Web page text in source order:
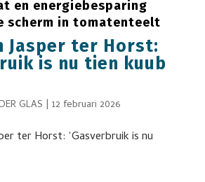
en energiebesparing
scherm in tomatenteelt
Jasper ter Horst:
is nu tien kuub
GLAS | 12 februari 2026